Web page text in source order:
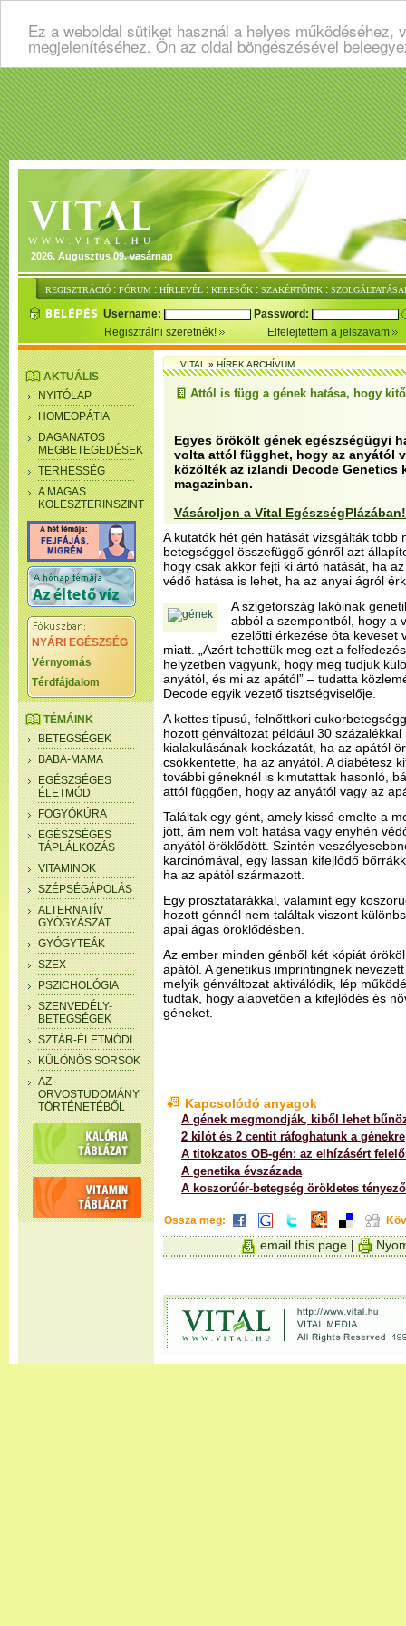
Ez a weboldal sütiket használ a helyes
megjelenítéséhez. Ön az oldal böngészésével
2026. Augusztus 09. vasárnap
REGISZTRÁCIÓ : FÓRUM : HÍRLEVÉL : KERESŐK : SZAKÉRTŐINK :
Username:
Password:
Regisztrálni szeretnék!
Elfelejtettem a jelszavam
AKTUÁLIS
NYITÓLAP
HOMEOPÁTIA
DAGANATOS
MEGBETEGEDÉSEK
TERHESSÉG
A MAGAS
KOLESZTERINSZINT
NYÁRI EGÉSZSÉG
Vérnyomás
Térdfájdalom
TÉMÁINK
BETEGSÉGEK
BABA-MAMA
EGÉSZSÉGES
ÉLETMÓD
FOGYÓKÚRA
EGÉSZSÉGES
TÁPLÁLKOZÁS
VITAMINOK
SZÉPSÉGÁPOLÁS
ALTERNATÍV
GYÓGYÁSZAT
GYÓGYTEÁK
SZEX
PSZICHOLÓGIA
SZENVEDÉLY-
BETEGSÉGEK
SZTÁR-ÉLETMÓDI
KÜLÖNÖS SORSOK
AZ
ORVOSTUDOMÁNY
TÖRTÉNETÉBŐL
VITAL»HÍREK ARCHÍVUM
Attól is függ a gének hatása, hogy
Egyes örökölt gének egészségügyi
volta attól függhet, hogy az anyától
közölték az izlandi Decode Genetics
magazinban.
Vásároljon a Vital EgészségPlázában!
A kutatók hét gén hatását vizsgálták több
betegséggel összefüggő génről azt
hogy csak akkor fejti ki ártó hatását, ha
védő hatása is lehet, ha az anyai ágról
A szigetország lakóinak
abból a szempontból, hogy a
ezelőtti érkezése óta keveset
miatt. „Azért tehettük meg ezt a
helyzetben vagyunk, hogy meg tudjuk
anyától, és mi az apától” – tudatta
Decode egyik vezető tisztségviselője.
A kettes típusú, felnőttkori
hozott génváltozat például 30
kialakulásának kockázatát, ha az apától
csökkentette, ha az anyától. A diabétesz
további géneknél is kimutattak hasonló,
attól függően, hogy az anyától vagy az
Találtak egy gént, amely kissé emelte a
jött, ám nem volt hatása vagy enyhén
anyától öröklődött. Szintén
karcinómával, egy lassan kifejlődő
ha az apától származott.
Egy prosztatarákkal, valamint egy
hozott génnél nem találtak viszont
apai ágas öröklődésben.
Az ember minden génből két kópiát
apától. A genetikus imprintingnek
melyik génváltozat aktiválódik, lép
tudták, hogy alapvetően a kifejlődés és
géneket.
Kapcsolódó anyagok
A gének megmondják, kiből lehet
2 kilót és 2 centit ráfoghatunk a génekre
A titokzatos OB-gén: az elhízásért
A genetika évszázada
A koszorúér-betegség örökletes
Ossza meg:
email this page |